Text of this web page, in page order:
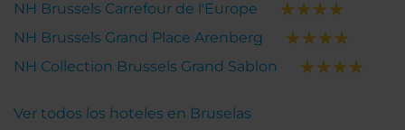
NH Brussels Carrefour de l'Europe
NH Brussels Grand Place Arenberg
NH Collection Brussels Grand Sablon
Ver todos los hoteles en Bruselas